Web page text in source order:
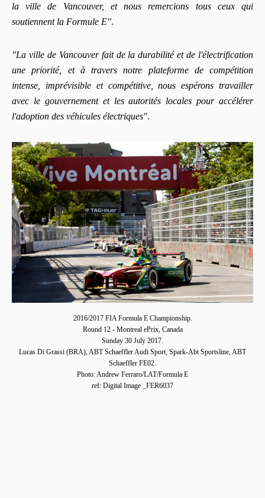
la ville de Vancouver, et nous remercions tous ceux qui
soutiennent la Formule E".
"La ville de Vancouver fait de la durabilité et de l'électrification
une priorité, et à travers notre plateforme de compétition
intense, imprévisible et compétitive, nous espérons travailler
avec le gouvernement et les autorités locales pour accélérer
l'adoption des véhicules électriques".
2016/2017 FIA Formula E Championship.
Round 12 - Montreal ePrix, Canada
Sunday 30 July 2017.
Lucas Di Grassi (BRA), ABT Schaeffler Audi Sport, Spark-Abt Sportsline, ABT
Schaeffler FE02.
Photo: Andrew Ferraro/LAT/Formula E
ref: Digital Image _FER6037